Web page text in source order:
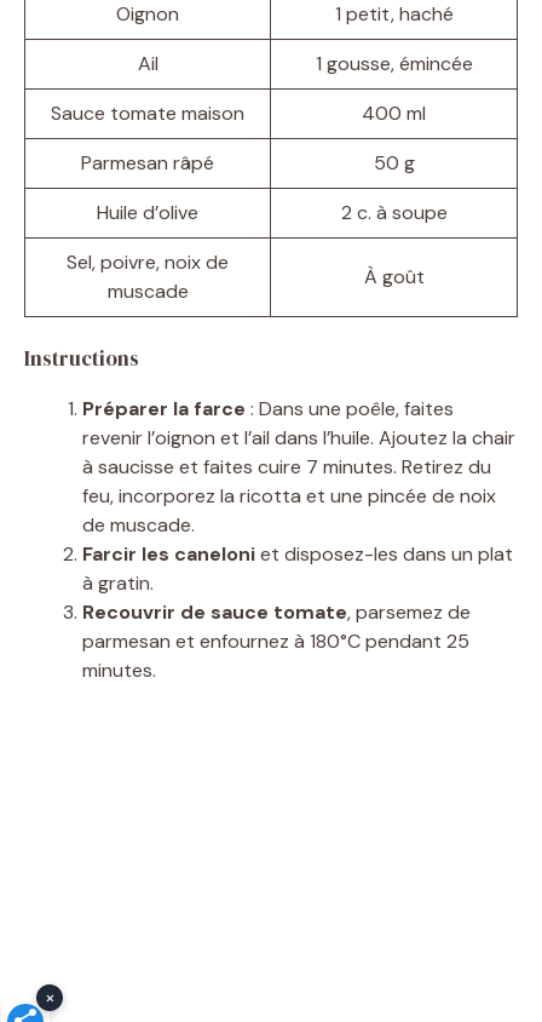
Oignon
1 petit, haché
Ail
1 gousse, émincée
Sauce tomate maison
400 ml
Parmesan râpé
50 g
Huile d’olive
2 c. à soupe
Sel, poivre, noix de
muscade
À goût
Instructions
Préparer la farce : Dans une poêle, faites
revenir l’oignon et l’ail dans l’huile. Ajoutez la chair
à saucisse et faites cuire 7 minutes. Retirez du
feu, incorporez la ricotta et une pincée de noix
de muscade.
Farcir les caneloniet disposez-les dans un plat
à gratin.
Recouvrir de sauce tomate, parsemez de
parmesan et enfournez à 180°C pendant 25
minutes.
×